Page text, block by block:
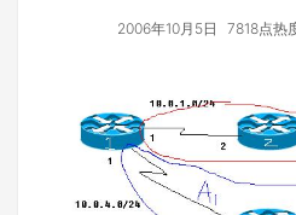
2006年10月5日 7818点热